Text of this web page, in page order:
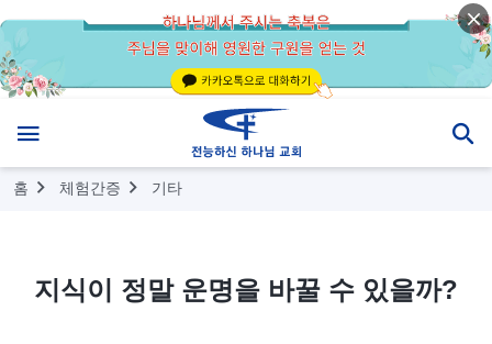
홈 체험간증 기타
지식이 정말 운명을 바꿀 수 있을까?